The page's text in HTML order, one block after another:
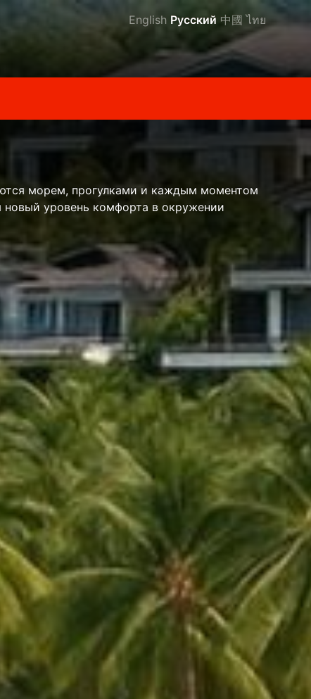
English Русский 中國 ไทย
морем, прогулками и каждым моментом
новый уровень комфорта в окружении